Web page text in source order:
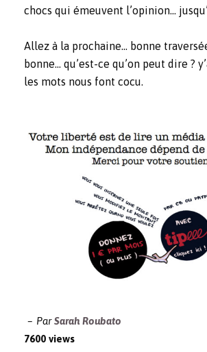
chocs qui émeuvent l’opinion…
Allez à la prochaine… bonne
bonne… qu’est-ce qu’on peut dire ?
les mots nous font cocu.
ParSarah Roubato
7600 views